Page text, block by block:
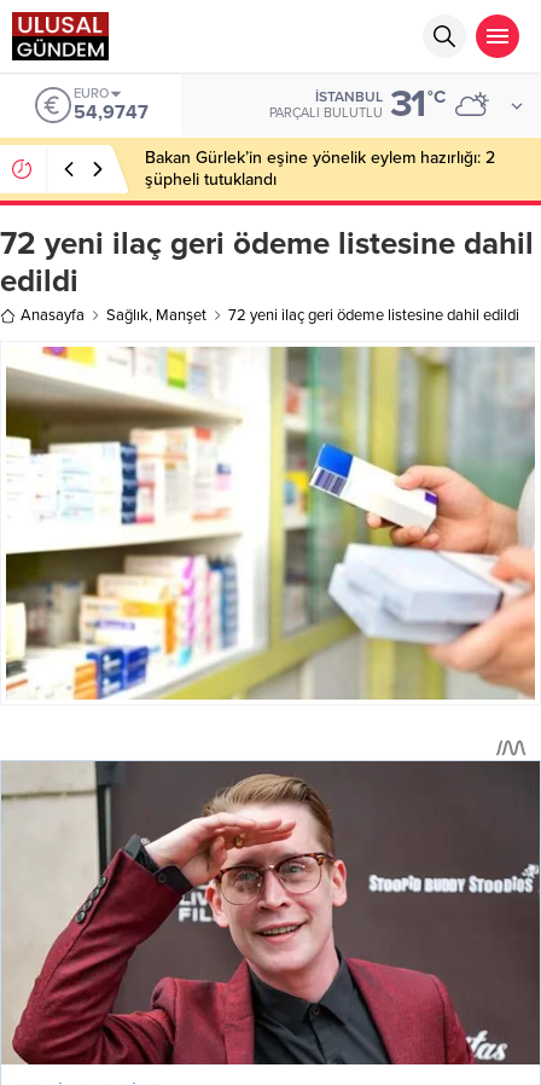
ALTIN
6.499,25
İSTANBUL
PARÇALI BULUTLU 31°C
Ahbap Derneği’nde milyonluk vurgun iddiası: Haluk
Levent ve Ekibine gözaltı
72 yeni ilaç geri ödeme listesine dahil
edildi
Anasayfa Sağlık, Manşet 72 yeni ilaç geri ödeme listesine dahil edildi